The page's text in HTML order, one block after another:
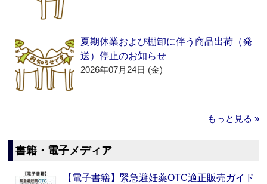
夏期休業および棚卸に伴う商品出荷（発
送）停止のお知らせ
2026年07月24日 (金)
もっと見る »
書籍・電子メディア
【電子書籍】緊急避妊薬OTC適正販売ガイド